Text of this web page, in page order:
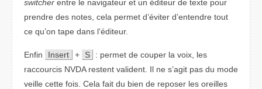
switcher entre le navigateur et un éditeur de texte pour
prendre des notes, cela permet d’éviter d’entendre tout
ce qu’on tape dans l’éditeur.
Enfin Insert + S
: permet de couper la voix, les
raccourcis NVDA restent valident. Il ne s’agit pas du mode
veille cette fois. Cela fait du bien de reposer les oreilles